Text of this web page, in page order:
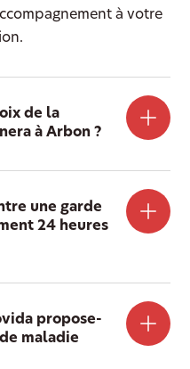
à votre
de la
à Arbon ?
une garde
24 heures
propose-
maladie